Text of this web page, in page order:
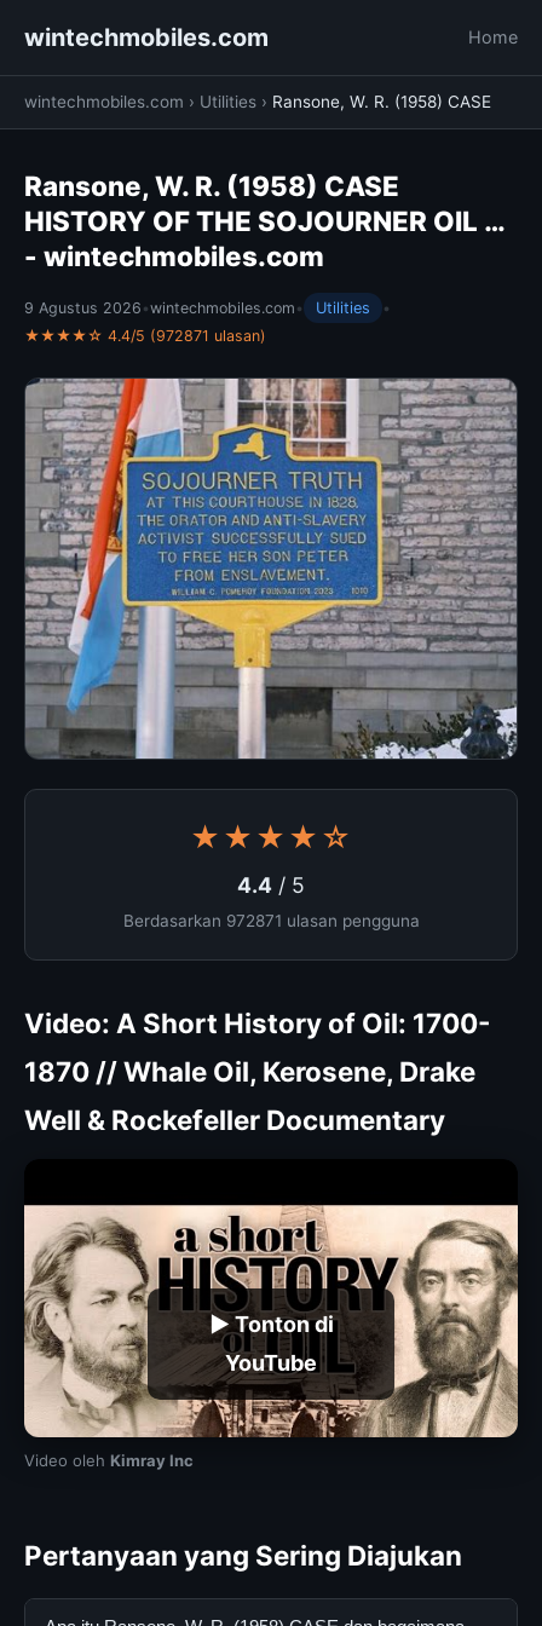
wintechmobiles.com Home
wintechmobiles.com › Utilities › Ransone, W. R. (1958) CASE
Ransone, W. R. (1958) CASE
HISTORY OF THE SOJOURNER OIL …
- wintechmobiles.com
9 Agustus 2026 •wintechmobiles.com • Utilities
•
★★★★☆ 4.4/5 (972871 ulasan)
★★★★☆
4.4 / 5
Berdasarkan 972871 ulasan pengguna
Video: A Short History of Oil: 1700-
1870 // Whale Oil, Kerosene, Drake
Well & Rockefeller Documentary
▶ Tonton di
YouTube
Video oleh Kimray Inc
Pertanyaan yang Sering Diajukan